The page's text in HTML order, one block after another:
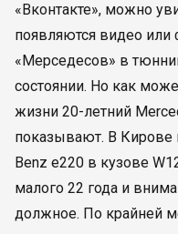
«Вконтакте», можно
появляются видео или
«Мерседесов» в
состоянии. Но как
жизни 20-летний
показывают. В Кирове
Benz e220 в кузове
малого 22 года и
должное. По крайней